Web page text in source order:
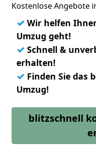
Kostenlose Angebote
✓ Wir helfen
Umzug geht!
✓ Schnell &
erhalten!
✓ Finden Sie das
Umzug!
blitzschnell